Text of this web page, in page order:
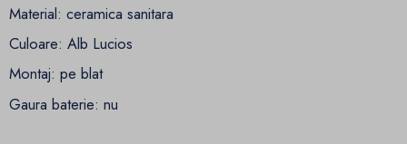
Material: ceramica sanitara
Culoare: Alb Lucios
Montaj: pe blat
Gaura baterie: nu